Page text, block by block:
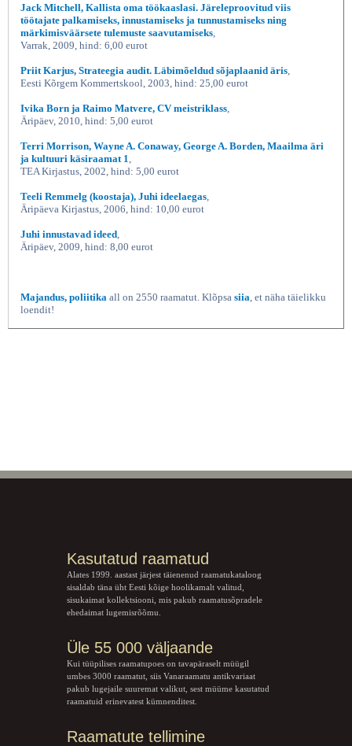
Jack Mitchell, Kallista oma töökaaslasi. Järeleproovitud viis
töötajate palkamiseks, innustamiseks ja tunnustamiseks ning
märkimisväärsete tulemuste saavutamiseks
Varrak, 2009, hind: 6,00 eurot
Priit Karjus, Strateegia audit. Läbimõeldud sõjaplaanid äris
Eesti Kõrgem Kommertskool, 2003, hind: 25,00 eurot
Ivika Born ja Raimo Matvere, CV meistriklass
Äripäev, 2010, hind: 5,00 eurot
Terri Morrison, Wayne A. Conaway, George A. Borden, Maailma äri
ja kultuuri käsiraamat 1
TEA Kirjastus, 2002, hind: 5,00 eurot
Teeli Remmelg (koostaja), Juhi ideelaegas
Äripäeva Kirjastus, 2006, hind: 10,00 eurot
Juhi innustavad ideed
Äripäev, 2009, hind: 8,00 eurot
Majandus, poliitika all on 2550 raamatut. Klõpsa siia , et näha täielikku
loendit!
Kasutatud raamatud
Alates 1999. aastast järjest täienenud raamatukataloog
sisaldab täna üht Eesti kõige hoolikamalt valitud,
sisukaimat kollektsiooni, mis pakub raamatusõpradele
ehedaimat lugemisrõõmu.
Üle 55 000 väljaande
Kui tüüpilises raamatupoes on tavapäraselt müügil
umbes 3000 raamatut, siis Vanaraamatu antikvariaat
pakub lugejaile suuremat valikut, sest müüme kasutatud
raamatuid erinevatest kümnenditest.
Raamatute tellimine